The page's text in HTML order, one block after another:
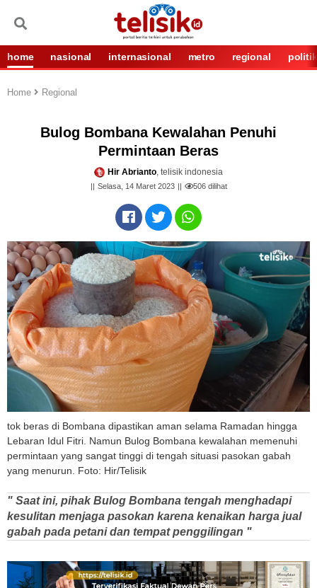
home nasional internasional metro regional politik
Home Regional
Bulog Bombana Kewalahan Penuhi
Permintaan Beras
Hir Abrianto, telisik indonesia
Selasa, 14 Maret 2023 506dilihat
tok beras di Bombana dipastikan aman selama Ramadan hingga
Lebaran Idul Fitri. Namun Bulog Bombana kewalahan memenuhi
permintaan yang sangat tinggi di tengah situasi pasokan gabah
yang menurun. Foto: Hir/Telisik
" Saat ini, pihak Bulog Bombana tengah menghadapi
kesulitan menjaga pasokan karena kenaikan harga jual
gabah pada petani dan tempat penggilingan "